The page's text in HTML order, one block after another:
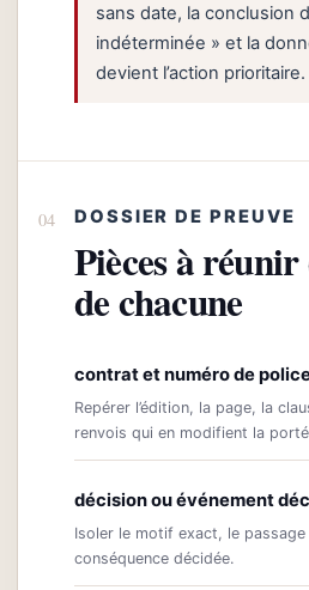
sans date, la conclusion
indéterminée » et la
devient l’action prioritaire.
DOSSIER DE PREUVE
Pièces à
de chacune
contrat et numéro de
Repérer l’édition, la page, la
renvois qui en modifient la
décision ou événement
Isoler le motif exact, le
conséquence décidée.